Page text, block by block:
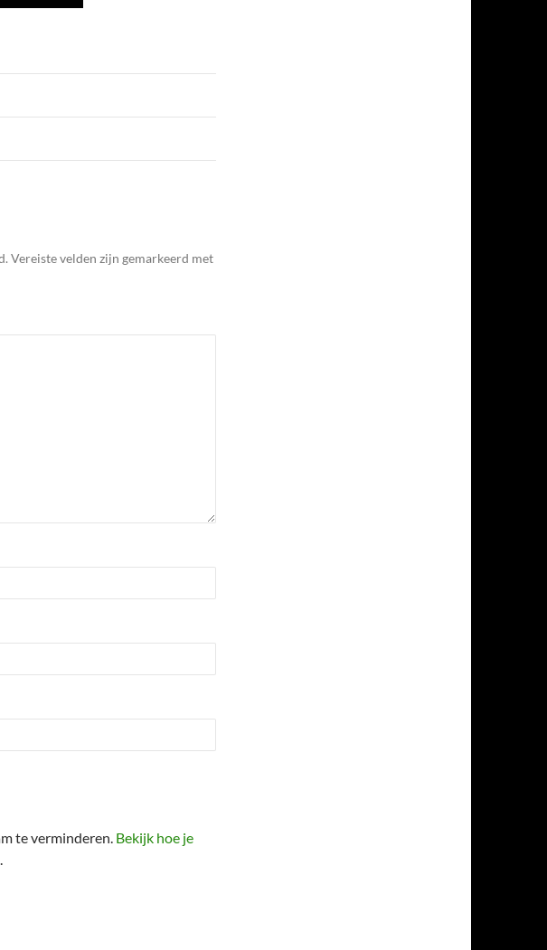
Vereiste velden zijn gemarkeerd met
te verminderen. Bekijk hoe je
.